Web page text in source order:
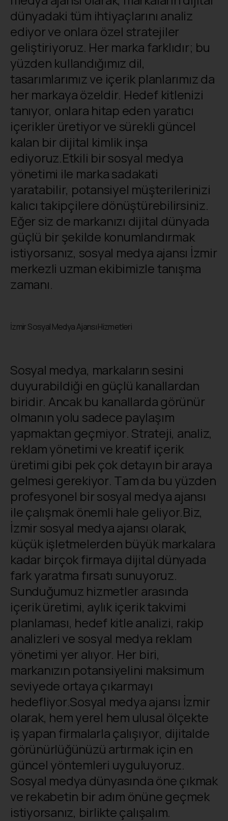
dünyadaki tüm ihtiyaçlarını analiz
ediyor ve onlara özel stratejiler
geliştiriyoruz. Her marka farklıdır; bu
yüzden kullandığımız dil,
tasarımlarımız ve içerik planlarımız da
her markaya özeldir. Hedef kitlenizi
tanıyor, onlara hitap eden yaratıcı
içerikler üretiyor ve sürekli güncel
kalan bir dijital kimlik inşa
ediyoruz.Etkili bir sosyal medya
yönetimi ile marka sadakati
yaratabilir, potansiyel müşterilerinizi
kalıcı takipçilere dönüştürebilirsiniz.
Eğer siz de markanızı dijital dünyada
güçlü bir şekilde konumlandırmak
istiyorsanız, sosyal medya ajansı İzmir
merkezli uzman ekibimizle tanışma
zamanı.
İzmir Sosyal Medya Ajansı Hizmetleri
Sosyal medya, markaların sesini
duyurabildiği en güçlü kanallardan
biridir. Ancak bu kanallarda görünür
olmanın yolu sadece paylaşım
yapmaktan geçmiyor. Strateji, analiz,
reklam yönetimi ve kreatif içerik
üretimi gibi pek çok detayın bir araya
gelmesi gerekiyor. Tam da bu yüzden
profesyonel bir sosyal medya ajansı
ile çalışmak önemli hale geliyor.Biz,
İzmir sosyal medya ajansı olarak,
küçük işletmelerden büyük markalara
kadar birçok firmaya dijital dünyada
fark yaratma fırsatı sunuyoruz.
Sunduğumuz hizmetler arasında
içerik üretimi, aylık içerik takvimi
planlaması, hedef kitle analizi, rakip
analizleri ve sosyal medya reklam
yönetimi yer alıyor. Her biri,
markanızın potansiyelini maksimum
seviyede ortaya çıkarmayı
hedefliyor.Sosyal medya ajansı İzmir
olarak, hem yerel hem ulusal ölçekte
iş yapan firmalarla çalışıyor, dijitalde
görünürlüğünüzü artırmak için en
güncel yöntemleri uyguluyoruz.
Sosyal medya dünyasında öne çıkmak
ve rekabetin bir adım önüne geçmek
istiyorsanız, birlikte çalışalım.